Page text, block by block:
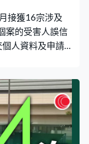
接獲16宗涉及
案的受害人誤信
人資料及申請
可向旅行社或